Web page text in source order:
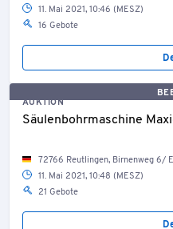
11. Mai 2021, 10:46 (MESZ)
16 Gebote
AUKTION
Säulenbohrmaschine
72766 Reutlingen, Birnenweg 6/
11. Mai 2021, 10:48 (MESZ)
21 Gebote